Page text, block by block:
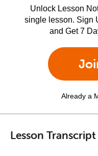
Unlock Lesson
single lesson. Sign
and Get 7
Already a
Lesson Transcript